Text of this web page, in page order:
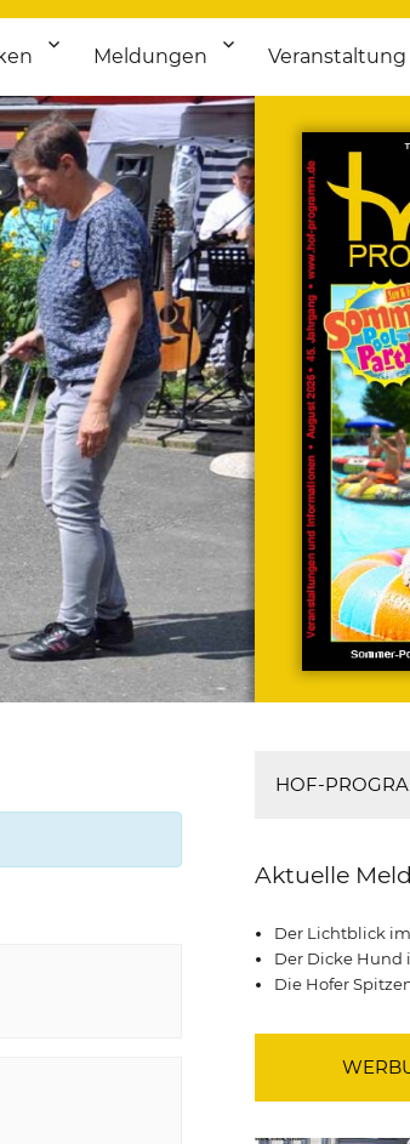
Sport, von Theater bis Flohmarkt.
Meldungen
HOF-
Aktuelle
Der Lichtblick
Der Dicke Hund
Die Hofer